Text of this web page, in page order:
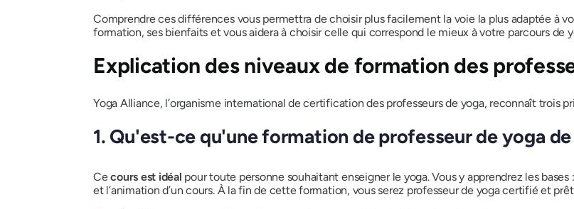
Comprendre ces différences vous permettra de choisir plus facilement la voie la plus adaptée à
formation, ses bienfaits et vous aidera à choisir celle qui correspond le mieux à votre parcours de
Explication des niveaux de formation des
Yoga Alliance, l’organisme international de certification des professeurs de yoga, reconnaît trois
1. Qu'est-ce qu'une formation de professeur de yoga
Cecours est idéal pour toute personne souhaitant enseigner le yoga. Vous y apprendrez les
et l’animation d’un cours. À la fin de cette formation, vous serez professeur de yoga certifié et